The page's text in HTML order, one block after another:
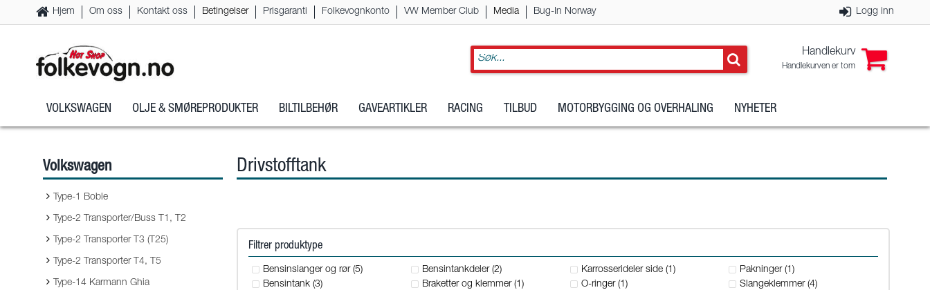
Hjem Om oss Kontakt oss Betingelser Prisgaranti Folkevognkonto VW Member Club Media Bug-In Norway Logg inn
Handlekurv
Handlekurven er tom
VOLKSWAGEN OLJE & SMØREPRODUKTER BILTILBEHØR GAVEARTIKLER RACING TILBUD MOTORBYGGING OG OVERHALING NYHETER
Volkswagen
Type-1 Boble
Type-2 Transporter/Buss T1, T2
Type-2 Transporter T3 (T25)
Type-2 Transporter T4, T5
Type-14 Karmann Ghia
Drivstofftank
Filtrer produktype
Bensinslanger og rør (5)
Bensintank (3)
Bensintankdeler (2)
Braketter og klemmer (1)
Karrosserideler side (1)
O-ringer (1)
Pakninger (1)
Slangeklemmer (4)